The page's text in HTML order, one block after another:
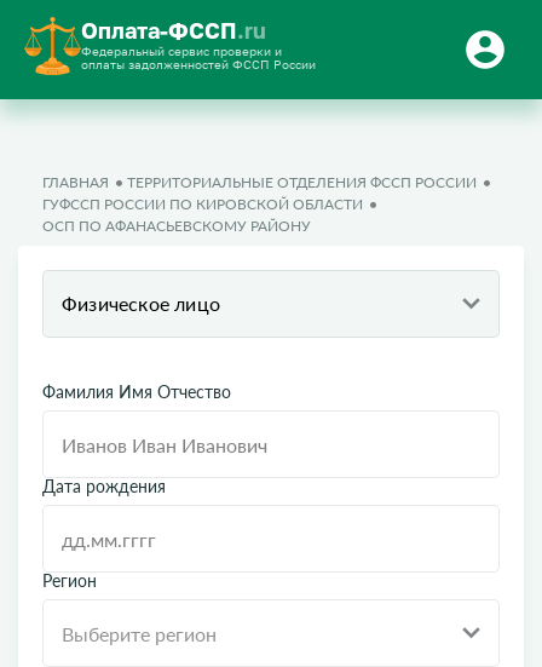
Оплата-ФССП.ru
Федеральный сервис проверки и
оплаты задолженностей ФССП России
ГЛАВНАЯ
ТЕРРИТОРИАЛЬНЫЕ ОТДЕЛЕНИЯ ФССП РОССИИ
ГУФССП РОССИИ ПО КИРОВСКОЙ ОБЛАСТИ
ОСП ПО АФАНАСЬЕВСКОМУ РАЙОНУ
Физическое лицо
Фамилия Имя Отчество
Дата рождения
Регион